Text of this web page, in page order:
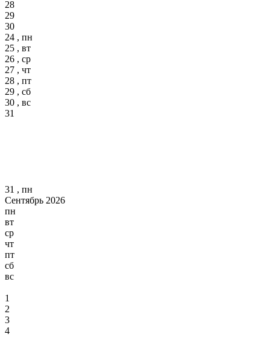
28
29
30
24 , пн
25 , вт
26 , ср
27 , чт
28 , пт
29 , сб
30 , вс
31
31 , пн
Сентябрь 2026
пн
вт
ср
чт
пт
сб
вс
1
2
3
4